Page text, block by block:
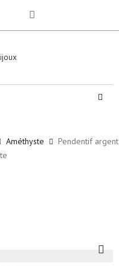
Améthyste
Pendentif argent